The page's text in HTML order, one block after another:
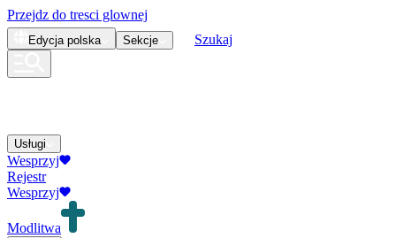
Przejdz do tresci glownej
Edycja polska Sekcje Szukaj
Usługi
Wesprzyj
Rejestr
Wesprzyj
Modlitwa